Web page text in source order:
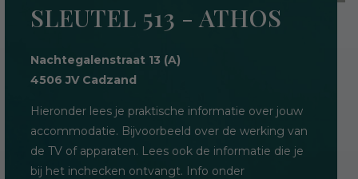
SLEUTEL 513 - ATHOS
Nachtegalenstraat 13 (A)
4506 JV Cadzand
Hieronder lees je praktische informatie over jouw
accommodatie. Bijvoorbeeld over de werking van
de TV of apparaten. Lees ook de informatie die je
bij het inchecken ontvangt. Info onder